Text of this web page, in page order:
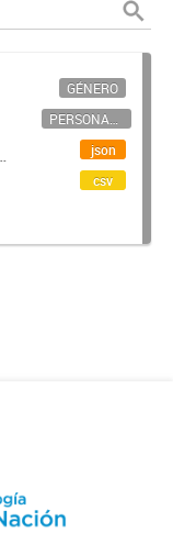
GÉNERO
PERSONAL CIENTÍFICO-TECNOLÓGICO
json
csv